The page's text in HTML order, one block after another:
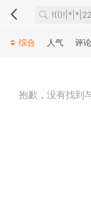
综合 人气 评论
抱歉，没有找到